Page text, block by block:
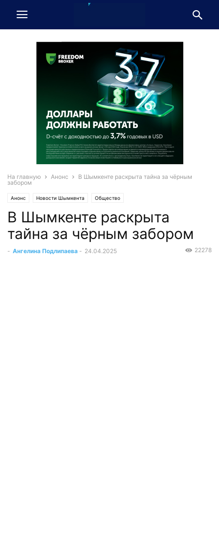
На главную Анонс
В Шымкенте раскрыта тайна за чёрным
забором
Анонс Новости Шымкента Общество
В Шымкенте раскрыта
тайна за чёрным забором
- Ангелина Подлипаева - 24.04.2025 22278